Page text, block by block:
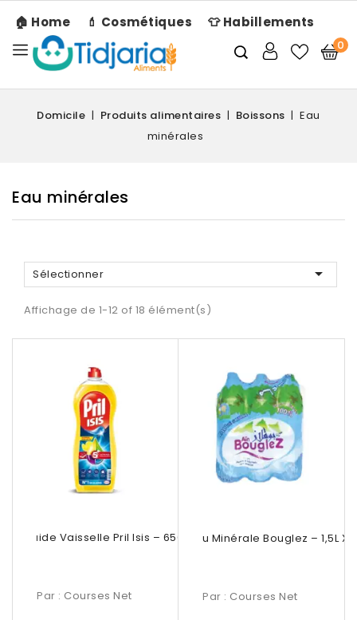
🏠 Home 💄 Cosmétiques 👕 Habillements
0
Domicile Produits alimentaires Boissons
Eau
minérales
Eau minérales
Sélectionner 
Affichage de 1-12 of 18 élément(s)
Liquide Vaisselle Pril Isis – 650ml
Par : Courses Net
Eau Minérale Bouglez – 1,5L X
Par : Courses Net